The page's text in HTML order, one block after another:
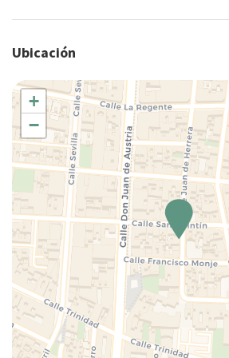
Ubicación
+
−